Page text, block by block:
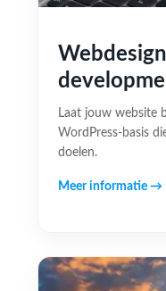
Laat jouw website
WordPress-basis
doelen.
Meer informatie →